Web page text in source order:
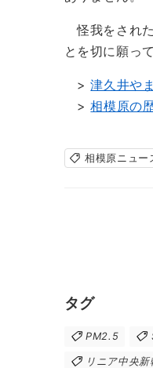
怪我をされ
とを切に願っ
>津久井や
>相模原の
相模原ニュー
タグ
PM2.5
リニア中央新